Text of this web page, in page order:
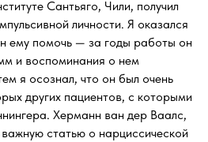
Сантьяго, Чили, получил
личности. Я оказался
ему помочь — за годы работы он
и воспоминания о нем
я осознал, что он был очень
других пациентов, с которыми
Херманн ван дер Ваалс,
статью о нарциссической